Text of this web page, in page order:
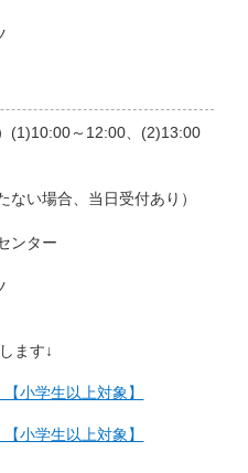
(1)10:00～12:00、(2)13:00
い場合、当日受付あり）
ンター
ます↓
小学生以上対象】
小学生以上対象】